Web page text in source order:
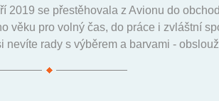
2019 se přestěhovala z Avionu do
věku pro volný čas, do práce i zvláštní
nevíte rady s výběrem a barvami -